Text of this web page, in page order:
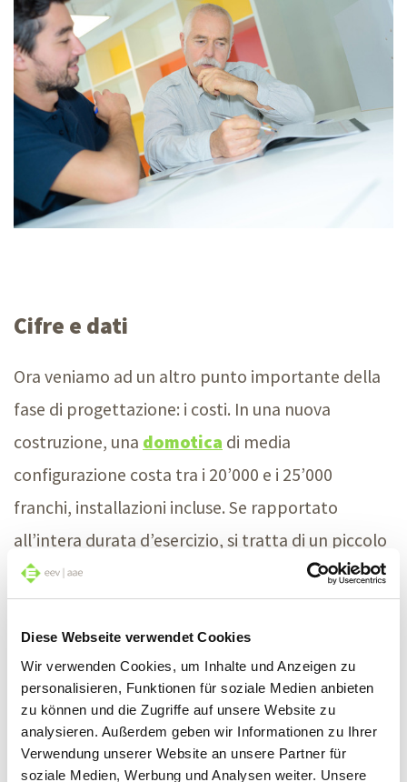
Diese Webseite verwendet Cookies
Wir verwenden Cookies, um Inhalte und Anzeigen zu
personalisieren, Funktionen für soziale Medien anbieten
zu können und die Zugriffe auf unsere Website zu
analysieren. Außerdem geben wir Informationen zu Ihrer
Verwendung unserer Website an unsere Partner für
soziale Medien, Werbung und Analysen weiter. Unsere
Cifre e dati
Ora veniamo ad un altro punto importante della
fase di progettazione: i costi. In una nuova
costruzione, una domotica di media
configurazione costa tra i 20’000 e i 25’000
franchi, installazioni incluse. Se rapportato
all’intera durata d’esercizio, si tratta di un piccolo
prezzo per un grosso valore aggiunto. Nel caso di
un completamento successivo, invece, bisogna
calcolare il 15–20% della spesa di ristrutturazione
complessiva. Si tratta naturalmente di stime
medie, che possono essere più alte o più basse a
seconda delle preferenze personali.